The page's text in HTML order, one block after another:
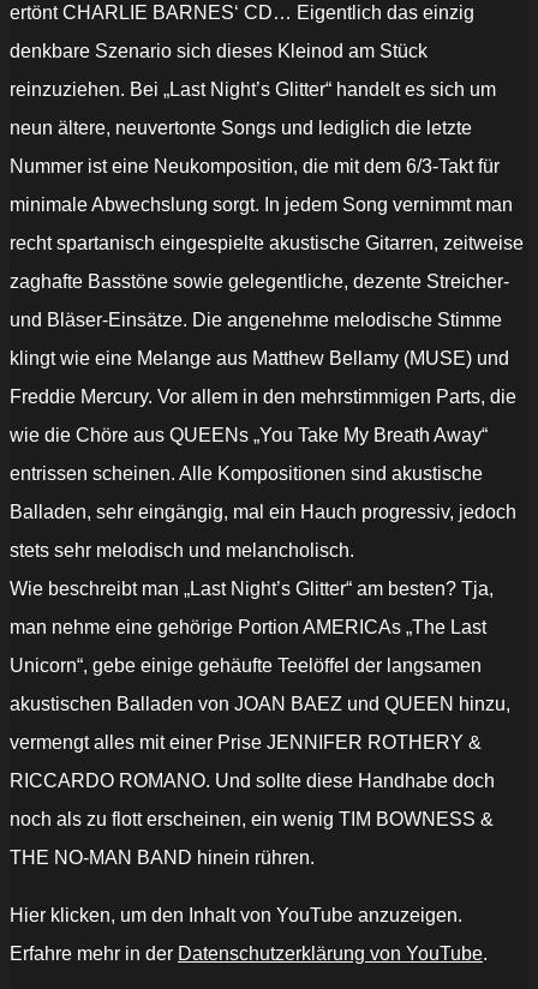
ertönt CHARLIE BARNES‘ CD… Eigentlich das einzig
denkbare Szenario sich dieses Kleinod am Stück
reinzuziehen. Bei „Last Night’s Glitter“ handelt es sich um
neun ältere, neuvertonte Songs und lediglich die letzte
Nummer ist eine Neukomposition, die mit dem 6/3-Takt für
minimale Abwechslung sorgt. In jedem Song vernimmt man
recht spartanisch eingespielte akustische Gitarren, zeitweise
zaghafte Basstöne sowie gelegentliche, dezente Streicher-
und Bläser-Einsätze. Die angenehme melodische Stimme
klingt wie eine Melange aus Matthew Bellamy (MUSE) und
Freddie Mercury. Vor allem in den mehrstimmigen Parts, die
wie die Chöre aus QUEENs „You Take My Breath Away“
entrissen scheinen. Alle Kompositionen sind akustische
Balladen, sehr eingängig, mal ein Hauch progressiv, jedoch
stets sehr melodisch und melancholisch.
Wie beschreibt man „Last Night’s Glitter“ am besten? Tja,
man nehme eine gehörige Portion AMERICAs „The Last
Unicorn“, gebe einige gehäufte Teelöffel der langsamen
akustischen Balladen von JOAN BAEZ und QUEEN hinzu,
vermengt alles mit einer Prise JENNIFER ROTHERY &
RICCARDO ROMANO. Und sollte diese Handhabe doch
noch als zu flott erscheinen, ein wenig TIM BOWNESS &
THE NO-MAN BAND hinein rühren.
„Charlie
Barnes
Last
Hier klicken, um den Inhalt von YouTube anzuzeigen.
Erfahre mehr in der Datenschutzerklärung von YouTube.